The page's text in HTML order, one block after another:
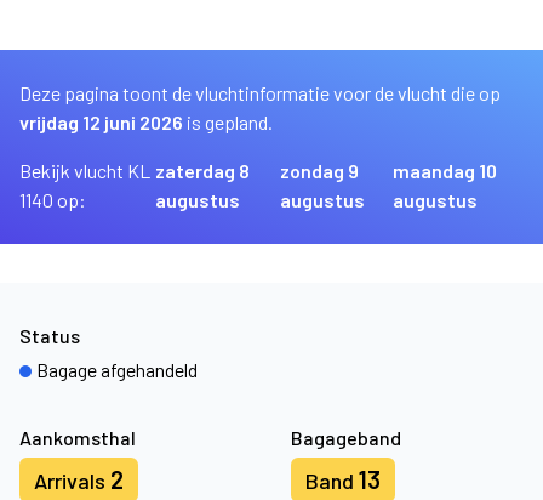
Deze pagina toont de vluchtinformatie voor de vlucht die op
vrijdag 12 juni 2026 is gepland.
Bekijk vlucht KL
1140 op:
zaterdag 8
augustus
zondag 9
augustus
maandag 10
augustus
Aankomsthal
Arrivals 2
Bagageband
Band 13
Status
Bagage afgehandeld